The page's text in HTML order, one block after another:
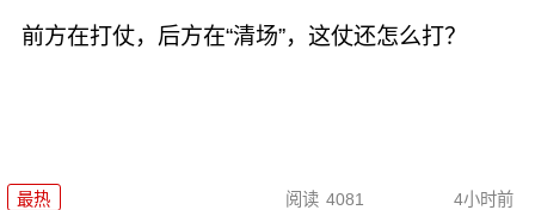
前方在打仗，后方在“清场”，这仗还怎么打？
最热 阅读 4081 4小时前